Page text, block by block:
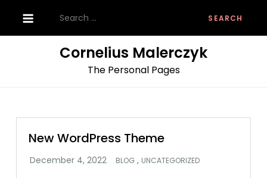
content
for:
Cornelius Malerczyk
The Personal Pages
New WordPress Theme
BLOG , UNCATEGORIZED